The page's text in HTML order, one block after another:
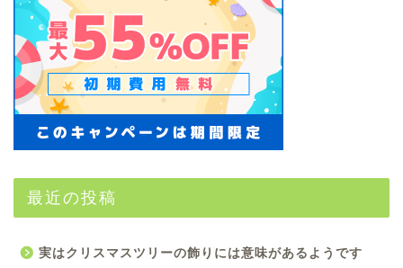
最近の投稿
実はクリスマスツリーの飾りには意味があるようです